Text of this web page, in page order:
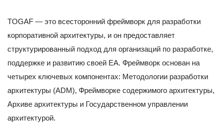
TOGAF — это всесторонний фреймворк для разработки
корпоративной архитектуры, и он предоставляет
структурированный подход для организаций по разработке,
поддержке и развитию своей EA. Фреймворк основан на
четырех ключевых компонентах: Методологии разработки
архитектуры (ADM), Фреймворке содержимого архитектуры,
Архиве архитектуры и Государственном управлении
архитектурой.